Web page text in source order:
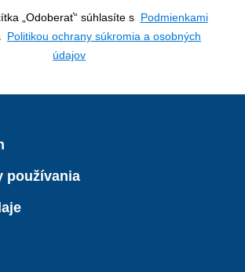
„Odoberať“ súhlasíte s Podmienkami
Politikou ochrany súkromia a osobných
údajov
používania